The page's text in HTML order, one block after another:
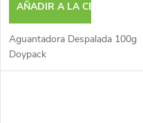
u
c
AÑADIR A LA CESTA
Aguantadora Despalada 100g
Doypack